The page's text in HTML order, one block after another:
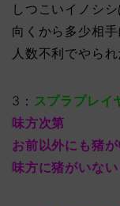
しつこいイノシ
向くから多少相
人数不利でやら
3： スプラプレイ
味方次第
お前以外にも猪
味方に猪がいな